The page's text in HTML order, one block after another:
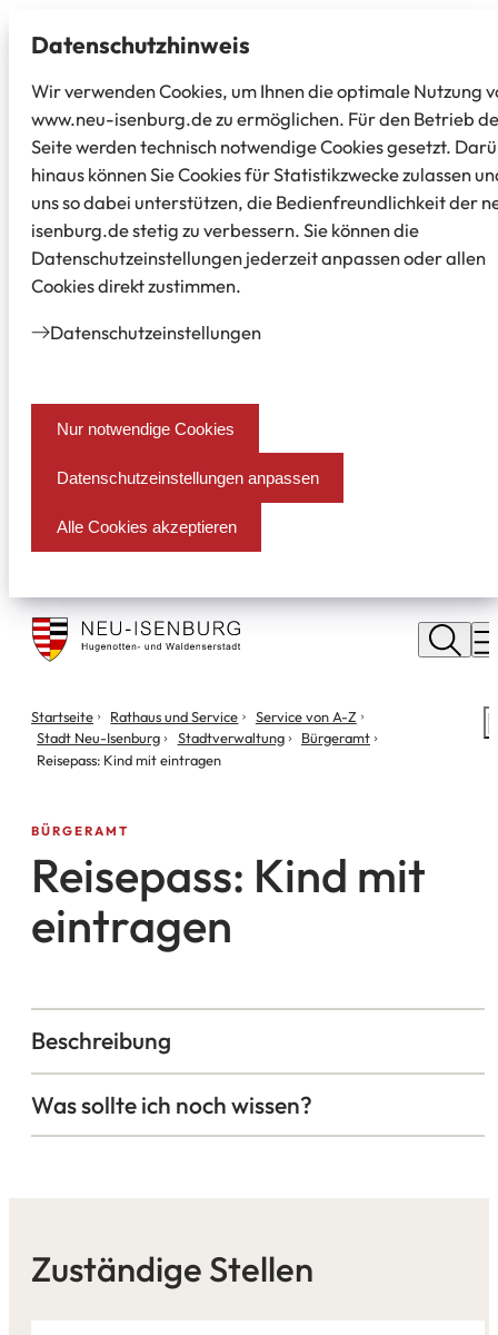
Datenschutz­hinweis
Wir verwenden Cookies, um Ihnen die optimale Nutzung
www.neu-isenburg.de zu ermöglichen. Für den Betrieb
Seite werden technisch notwendige Cookies gesetzt.
hinaus können Sie Cookies für Statistikzwecke zulassen
uns so dabei unterstützen, die Bedienfreundlichkeit der
isenburg.de stetig zu verbessern. Sie können die
Datenschutzeinstellungen jederzeit anpassen oder allen
Cookies direkt zustimmen.
Datenschutz­einstellungen
Nur notwendige Cookies
Datenschutzeinstellungen anpassen
Alle Cookies akzeptieren
Stadt
Neu
Isenburg
Sie
befinden
sich
Startseite Rathaus und Service
Service von A-Z
Stadt Neu-Isenburg
Stadtverwaltung
Bürgeramt
Reisepass: Kind mit eintragen
BÜRGERAMT
Reisepass: Kind mit
eintragen
Beschreibung
Was sollte ich noch wissen?
Zuständige Stellen